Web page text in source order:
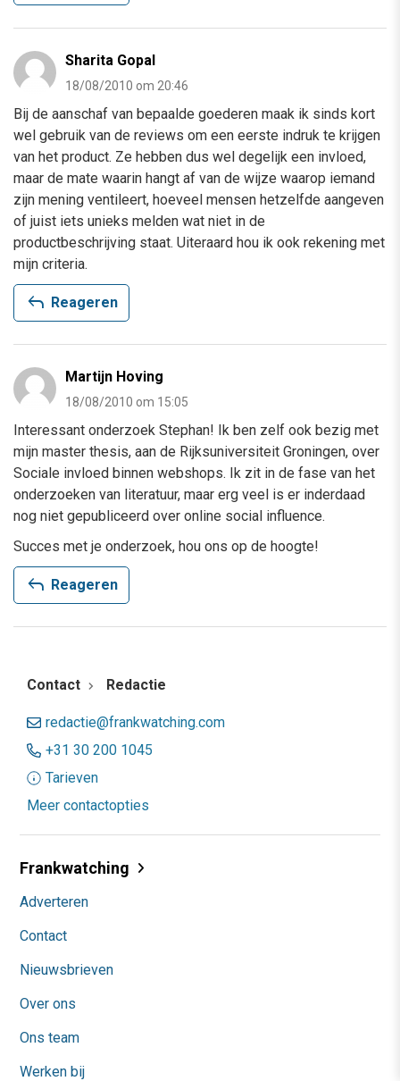
Sharita Gopal
18/08/2010 om 20:46
Bij de aanschaf van bepaalde goederen maak ik sinds kort
wel gebruik van de reviews om een eerste indruk te krijgen
van het product. Ze hebben dus wel degelijk een invloed,
maar de mate waarin hangt af van de wijze waarop iemand
zijn mening ventileert, hoeveel mensen hetzelfde aangeven
of juist iets unieks melden wat niet in de
productbeschrijving staat. Uiteraard hou ik ook rekening met
mijn criteria.
reply Reageren
Martijn Hoving
18/08/2010 om 15:05
Interessant onderzoek Stephan! Ik ben zelf ook bezig met
mijn master thesis, aan de Rijksuniversiteit Groningen, over
Sociale invloed binnen webshops. Ik zit in de fase van het
onderzoeken van literatuur, maar erg veel is er inderdaad
nog niet gepubliceerd over online social influence.
Succes met je onderzoek, hou ons op de hoogte!
reply Reageren
Contact Redactie
redactie@frankwatching.com
+31 30 200 1045
Tarieven
Meer contactopties
Frankwatching
Adverteren
Contact
Nieuwsbrieven
Over ons
Ons team
Werken bij